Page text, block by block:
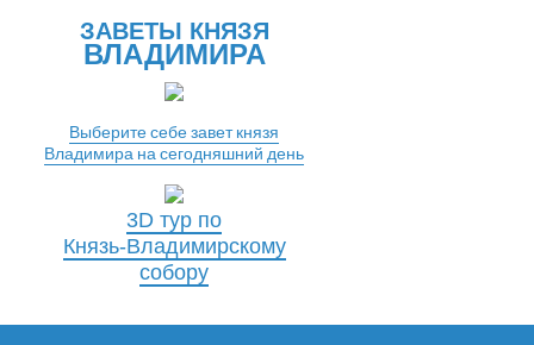
ЗАВЕТЫ КНЯЗЯ
ВЛАДИМИРА
Выберите себе завет князя
Владимира на сегодняшний день
3D тур по
Князь-Владимирскому
собору